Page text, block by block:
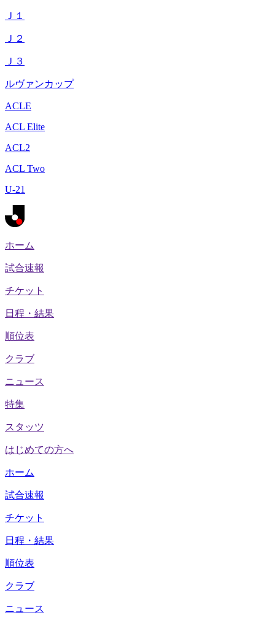
Ｊ１
Ｊ２
Ｊ３
ルヴァンカップ
ACLE
ACL Elite
ACL2
ACL Two
U-21
ホーム
試合速報
チケット
日程・結果
順位表
クラブ
ニュース
特集
スタッツ
はじめての方へ
ホーム
試合速報
チケット
日程・結果
順位表
クラブ
ニュース